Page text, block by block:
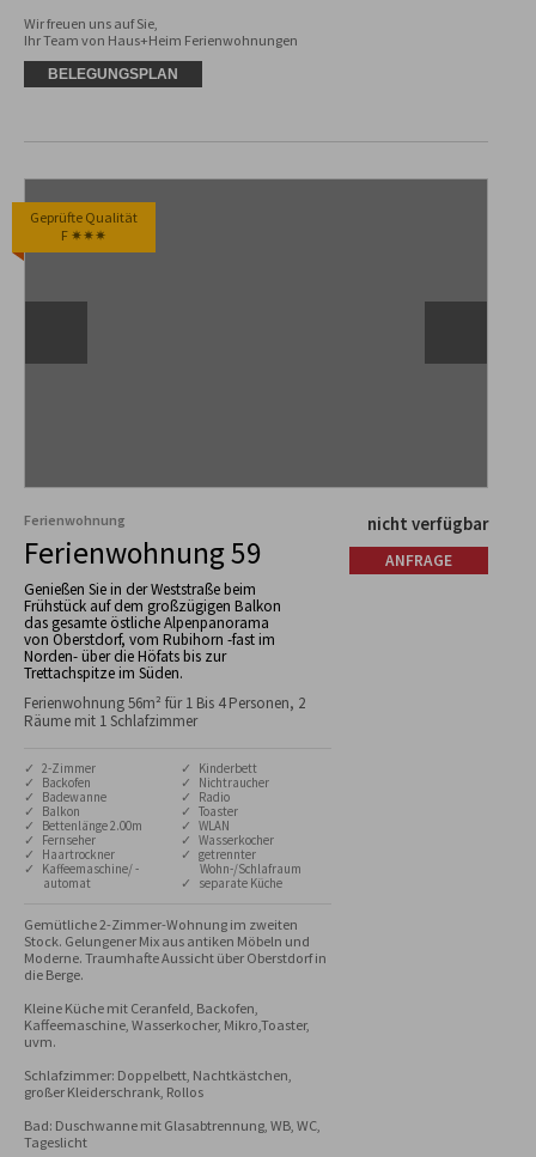
Wir freuen uns auf Sie,
Ihr Team von Haus+Heim Ferienwohnungen
BELEGUNGSPLAN
Geprüfte Qualität
F ✷✷✷
Ferienwohnung
Ferienwohnung 59
Genießen Sie in der Weststraße beim
Frühstück auf dem großzügigen Balkon
das gesamte östliche Alpenpanorama
von Oberstdorf, vom Rubihorn -fast im
Norden- über die Höfats bis zur
Trettachspitze im Süden.
Ferienwohnung 56m² für 1 Bis 4 Personen, 2
Räume mit 1 Schlafzimmer
✓ 2-Zimmer
✓ Backofen
✓ Badewanne
✓ Balkon
✓ Bettenlänge 2.00m
✓ Fernseher
✓ Haartrockner
✓ Kaffeemaschine/ -
automat
✓ Kinderbett
✓ Nichtraucher
✓ Radio
✓ Toaster
✓ WLAN
✓ Wasserkocher
✓ getrennter
Wohn-/Schlafraum
✓ separate Küche
Gemütliche 2-Zimmer-Wohnung im zweiten
Stock. Gelungener Mix aus antiken Möbeln und
Moderne. Traumhafte Aussicht über Oberstdorf in
die Berge.
Kleine Küche mit Ceranfeld, Backofen,
Kaffeemaschine, Wasserkocher, Mikro,Toaster,
uvm.
Schlafzimmer: Doppelbett, Nachtkästchen,
großer Kleiderschrank, Rollos
Bad: Duschwanne mit Glasabtrennung, WB, WC,
Tageslicht
nicht verfügbar
ANFRAGE